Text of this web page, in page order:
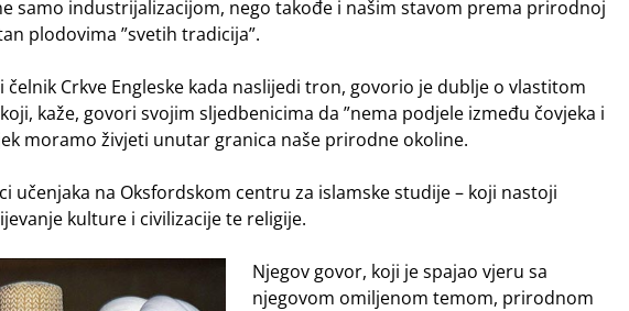
samo industrijalizacijom, nego takođe i našim stavom prema prirodnoj
plodovima ”svetih tradicija”.
čelnik Crkve Engleske kada naslijedi tron, govorio je dublje o vlastitom
kaže, govori svojim sljedbenicima da ”nema podjele između čovjeka i
moramo živjeti unutar granica naše prirodne okoline.
učenjaka na Oksfordskom centru za islamske studije – koji nastoji
kulture i civilizacije te religije.
Njegov govor, koji je spajao vjeru sa
njegovom omiljenom temom, prirodnom